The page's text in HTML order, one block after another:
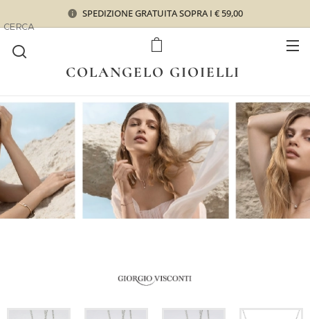
SPEDIZIONE GRATUITA SOPRA I € 59,00
COLANGELO GIOIELLI
CERCA